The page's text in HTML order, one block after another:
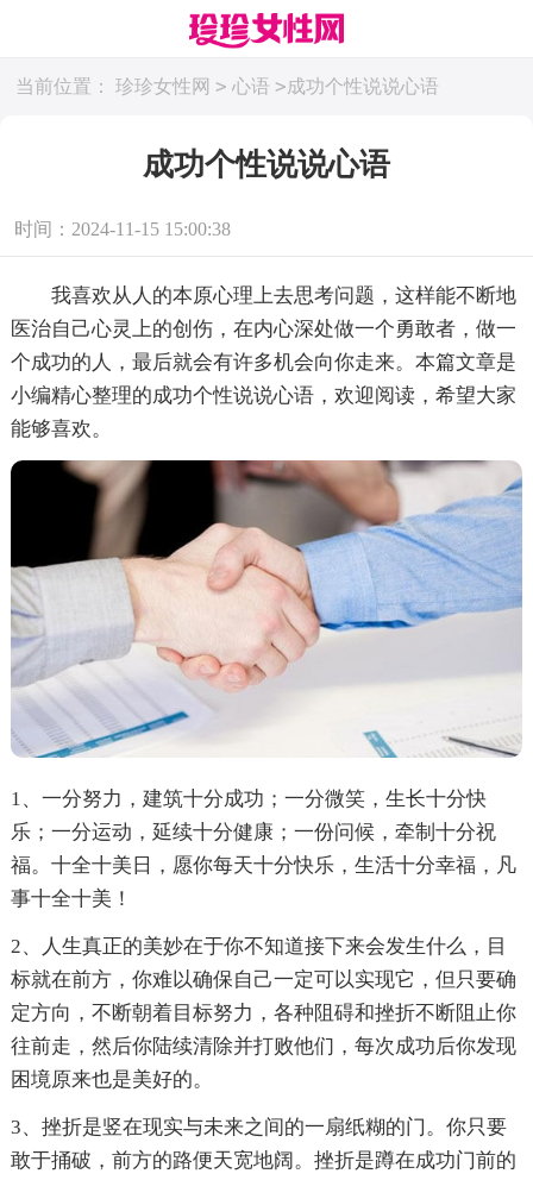
当前位置： 珍珍女性网 > 心语 >成功个性说说心语
成功个性说说心语
时间：2024-11-15 15:00:38
我喜欢从人的本原心理上去思考问题，这样能不断地
医治自己心灵上的创伤，在内心深处做一个勇敢者，做一
个成功的人，最后就会有许多机会向你走来。本篇文章是
小编精心整理的成功个性说说心语，欢迎阅读，希望大家
能够喜欢。
1、一分努力，建筑十分成功；一分微笑，生长十分快
乐；一分运动，延续十分健康；一份问候，牵制十分祝
福。十全十美日，愿你每天十分快乐，生活十分幸福，凡
事十全十美！
2、人生真正的美妙在于你不知道接下来会发生什么，目
标就在前方，你难以确保自己一定可以实现它，但只要确
定方向，不断朝着目标努力，各种阻碍和挫折不断阻止你
往前走，然后你陆续清除并打败他们，每次成功后你发现
困境原来也是美好的。
3、挫折是竖在现实与未来之间的一扇纸糊的门。你只要
敢于捅破，前方的路便天宽地阔。挫折是蹲在成功门前的